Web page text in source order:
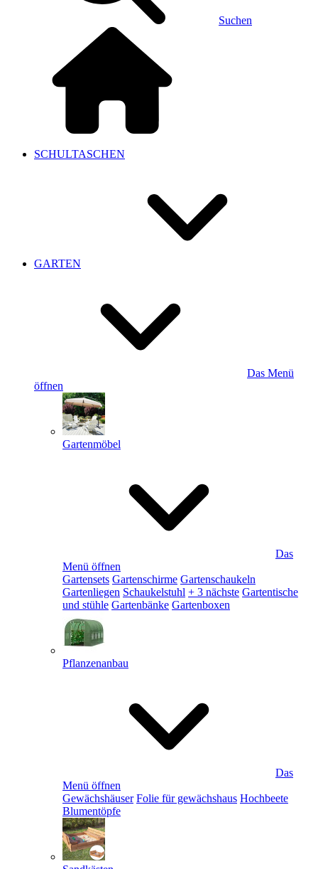
Suchen
SCHULTASCHEN
GARTEN
Das Menü
öffnen
Gartenmöbel
Das
Menü öffnen
Gartensets Gartenschirme Gartenschaukeln
Gartenliegen Schaukelstuhl + 3 nächste Gartentische
und stühle Gartenbänke Gartenboxen
Pflanzenanbau
Das
Menü öffnen
Gewächshäuser Folie für gewächshaus Hochbeete
Blumentöpfe